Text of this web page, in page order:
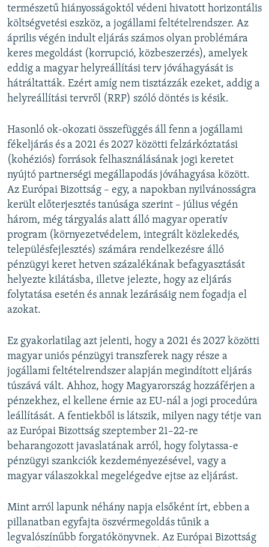
természetű hiányosságoktól védeni hivatott horizontális
költségvetési eszköz, a jogállami feltételrendszer. Az
április végén indult eljárás számos olyan problémára
keres megoldást (korrupció, közbeszerzés), amelyek
eddig a magyar helyreállítási terv jóváhagyását is
hátráltatták. Ezért amíg nem tisztázzák ezeket, addig a
helyreállítási tervről (RRP) szóló döntés is késik.
Hasonló ok-okozati összefüggés áll fenn a jogállami
fékeljárás és a 2021 és 2027 közötti felzárkóztatási
(kohéziós) források felhasználásának jogi keretet
nyújtó partnerségi megállapodás jóváhagyása között.
Az Európai Bizottság – egy, a napokban nyilvánosságra
került előterjesztés tanúsága szerint – július végén
három, még tárgyalás alatt álló magyar operatív
program (környezetvédelem, integrált közlekedés,
településfejlesztés) számára rendelkezésre álló
pénzügyi keret hetven százalékának befagyasztását
helyezte kilátásba, illetve jelezte, hogy az eljárás
folytatása esetén és annak lezárásáig nem fogadja el
azokat.
Ez gyakorlatilag azt jelenti, hogy a 2021 és 2027 közötti
magyar uniós pénzügyi transzferek nagy része a
jogállami feltételrendszer alapján megindított eljárás
túszává vált. Ahhoz, hogy Magyarország hozzáférjen a
pénzekhez, el kellene érnie az EU-nál a jogi procedúra
leállítását. A fentiekből is látszik, milyen nagy tétje van
az Európai Bizottság szeptember 21–22-re
beharangozott javaslatának arról, hogy folytassa-e
pénzügyi szankciók kezdeményezésével, vagy a
magyar válaszokkal megelégedve ejtse az eljárást.
Mint arról lapunk néhány napja elsőként írt, ebben a
pillanatban egyfajta öszvérmegoldás tűnik a
legvalószínűbb forgatókönyvnek. Az Európai Bizottság